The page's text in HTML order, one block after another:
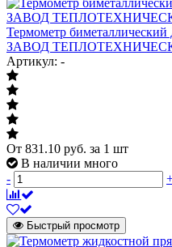
Максимальное давление
Строительная длина
Артикул
Класс точности
Материал гильзы
Термометр
ЗАВОД
Артикул: -
От 831.10 руб. за 1 шт
В наличии много
-
Быстрый просмотр